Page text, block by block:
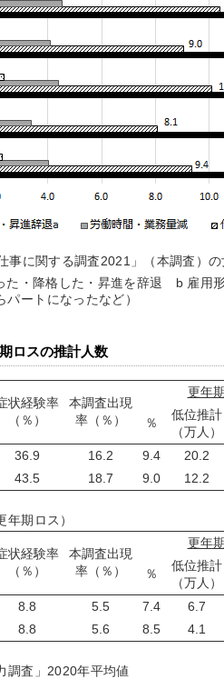
事に関する調査2021」（本調査）
た・降格した・昇進を辞退 b 雇用
ートになったなど）
ロスの推計人数
状経験率
（％）
本調査出現
率（％）
更年
％
低位推計
（万人）
36.9 16.2 9.4
20.2
43.5 18.7 9.0 12.2
年期ロス）
状経験率
（％）
本調査出現
率（％）
更年
％
低位推計
（万人）
8.8 5.5 7.4
6.7
8.8 5.6 8.5 4.1
調査」2020年平均値